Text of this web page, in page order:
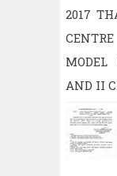
2017
MODEL
AND II